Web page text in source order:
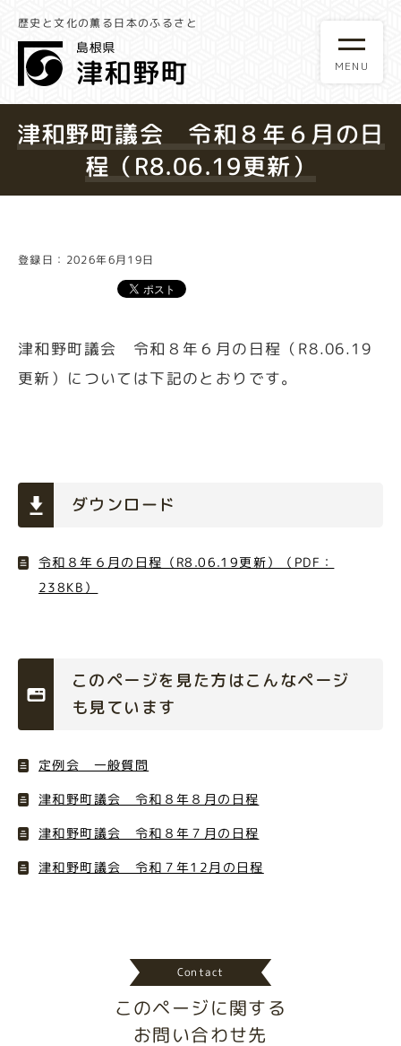
歴史と文化の薫る日本のふるさと
津和野町議会 令和８年６月の日
程（R8.06.19更新）
登録日：2026年6月19日
津和野町議会 令和８年６月の日程（R8.06.19
更新）については下記のとおりです。
ダウンロード
令和８年６月の日程（R8.06.19更新）（PDF：
238KB）
このページを見た方はこんなページ
も見ています
定例会 一般質問
津和野町議会 令和８年８月の日程
津和野町議会 令和８年７月の日程
津和野町議会 令和７年12月の日程
Contact
このページに関する
お問い合わせ先